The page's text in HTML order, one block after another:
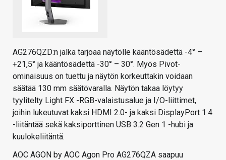
AG276QZD:n jalka tarjoaa näytölle kääntösädettä -4° –
+21,5° ja kääntösädettä -30° – 30°. Myös Pivot-
ominaisuus on tuettu ja näytön korkeuttakin voidaan
säätää 130 mm säätövaralla. Näytön takaa löytyy
tyylitelty Light FX -RGB-valaistusalue ja I/O-liittimet,
joihin lukeutuvat kaksi HDMI 2.0- ja kaksi DisplayPort 1.4
-liitäntää sekä kaksiporttinen USB 3.2 Gen 1 -hubi ja
kuulokeliitäntä.
AOC AGON by AOC Agon Pro AG276QZA saapuu